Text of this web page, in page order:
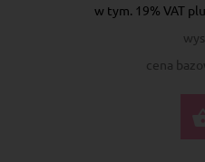
w tym. 19% VAT
cena